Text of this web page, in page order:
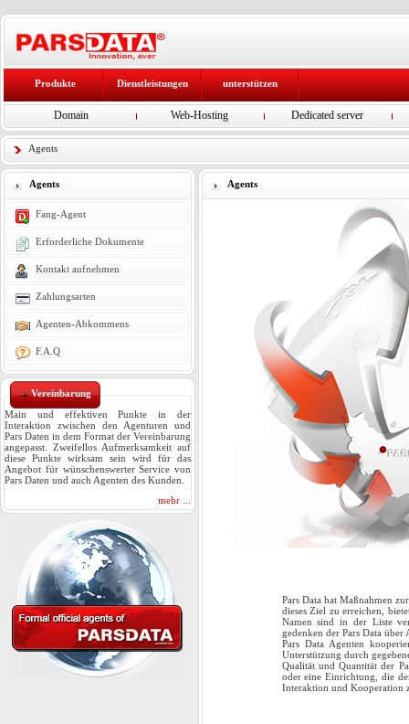
Produkte Dienstleistungen unterstützen
Domain Web-Hosting Dedicated server
Agents
Agents
Fang-Agent
Erforderliche Dokumente
Kontakt aufnehmen
Zahlungsarten
Agenten-Abkommens
F.A.Q
Vereinbarung
Main und effektiven Punkte in der
Interaktion zwischen den Agenturen und
Pars Daten in dem Format der Vereinbarung
angepasst. Zweifellos Aufmerksamkeit auf
diese Punkte wirksam sein wird für das
Angebot für wünschenswerter Service von
Pars Daten und auch Agenten des Kunden.
mehr ...
Agents
Pars Data hat Maßnahmen
dieses Ziel zu erreichen,
Namen sind in der Liste
gedenken der Pars Data über
Pars Data Agenten
Unterstützung durch
Qualität und Quantität der
oder eine Einrichtung, die
Interaktion und Kooperation